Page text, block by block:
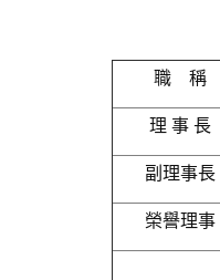
職 稱
理 事 長
副理事長
榮譽理事